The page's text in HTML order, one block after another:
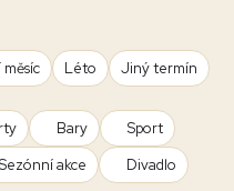
měsíc Léto Jiný termín
Bary
Sport
Sezónní akce
Divadlo